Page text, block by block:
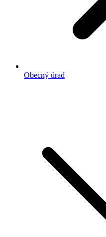
Obecný úrad